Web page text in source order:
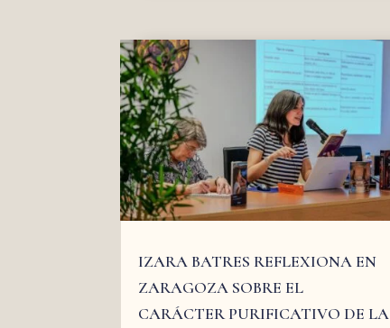
IZARA BATRES REFLEXIONA EN
ZARAGOZA SOBRE EL
CARÁCTER PURIFICATIVO DE LA